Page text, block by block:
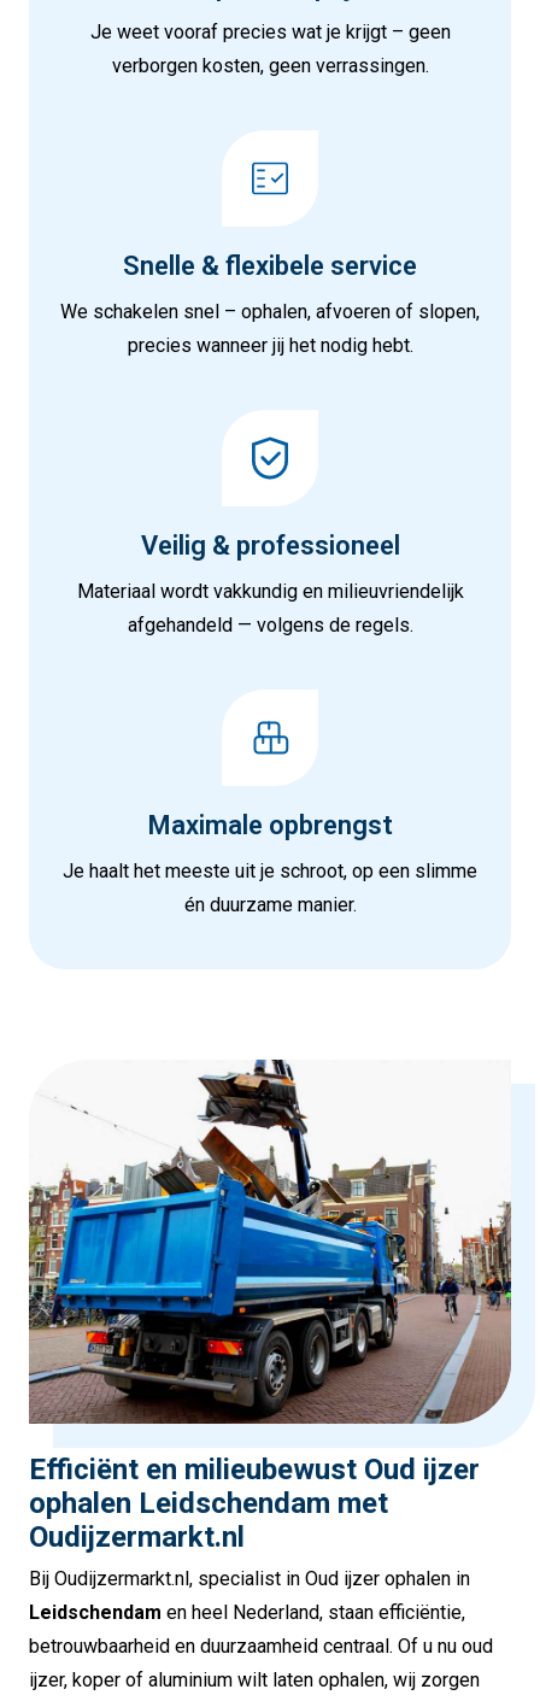
Je weet vooraf precies wat je krijgt – geen
verborgen kosten, geen verrassingen.
Snelle & flexibele service
We schakelen snel – ophalen, afvoeren of slopen,
precies wanneer jij het nodig hebt.
Veilig & professioneel
Materiaal wordt vakkundig en milieuvriendelijk
afgehandeld — volgens de regels.
Maximale opbrengst
Je haalt het meeste uit je schroot, op een slimme
én duurzame manier.
Efficiënt en milieubewust Oud ijzer
ophalen Leidschendam met
Oudijzermarkt.nl
Bij Oudijzermarkt.nl, specialist in Oud ijzer ophalen in
Leidschendam en heel Nederland, staan efficiëntie,
betrouwbaarheid en duurzaamheid centraal. Of u nu oud
ijzer, koper of aluminium wilt laten ophalen, wij zorgen